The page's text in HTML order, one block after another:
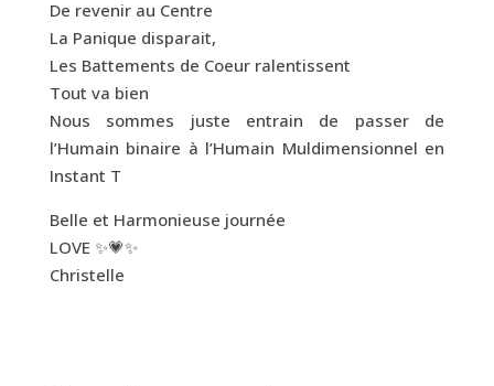
De revenir au Centre
La Panique disparait,
Les Battements de Coeur ralentissent
Tout va bien
Nous sommes juste entrain de passer de
l’Humain binaire à l’Humain Muldimensionnel en
Instant T
Belle et Harmonieuse journée
LOVE ✨💗✨
Christelle